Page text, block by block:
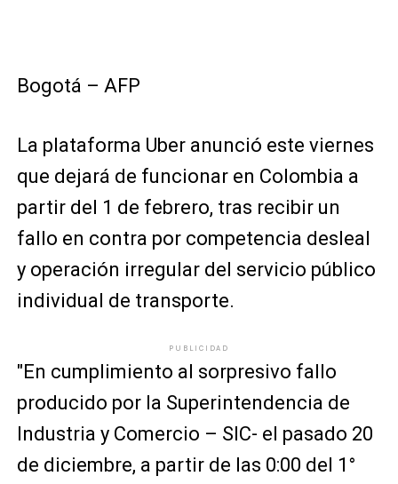
Bogotá – AFP
La plataforma Uber anunció este viernes
que dejará de funcionar en Colombia a
partir del 1 de febrero, tras recibir un
fallo en contra por competencia desleal
y operación irregular del servicio público
individual de transporte.
PUBLICIDAD
"En cumplimiento al sorpresivo fallo
producido por la Superintendencia de
Industria y Comercio – SIC- el pasado 20
de diciembre, a partir de las 0:00 del 1°